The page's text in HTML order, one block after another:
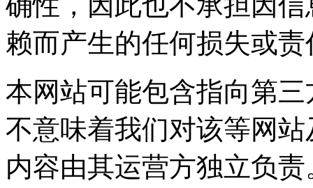
赖而产生的任何损失或责
本网站可能包含指向第
不意味着我们对该等网
内容由其运营方独立负